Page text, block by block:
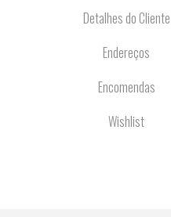
Detalhes do Cliente
Endereços
Encomendas
Wishlist